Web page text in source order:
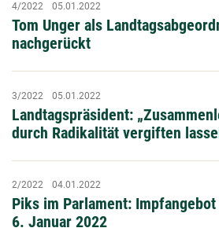
Tom Unger als
nachgerückt
4/2022 05.01.2022
Landtagspräsident:
durch Radikalität vergiften
3/2022 05.01.2022
Piks im Parlament:
6. Januar 2022
2/2022 04.01.2022